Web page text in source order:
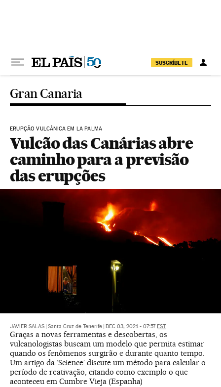
SUSCRÍBETE
Gran Canaria
ERUPÇÃO VULCÂNICA EM LA PALMA
Vulcão das Canárias abre
caminho para a previsão
das erupções
JAVIER SALAS Santa Cruz de Tenerife DEC 03, 2021 - 07:57 EST
Graças a novas ferramentas e descobertas, os
vulcanologistas buscam um modelo que permita estimar
quando os fenômenos surgirão e durante quanto tempo.
Um artigo da ‘Science’ discute um método para calcular o
período de reativação, citando como exemplo o que
aconteceu em Cumbre Vieja (Espanha)